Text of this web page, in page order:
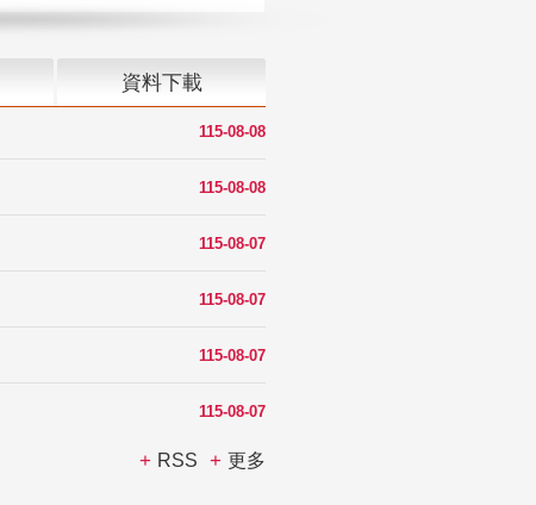
資料下載
115-08-08
115-08-08
115-08-07
115-08-07
115-08-07
115-08-07
RSS 更多